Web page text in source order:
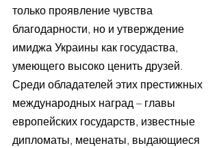
только проявление чувства
благодарности, но и утверждение
имиджа Украины как госудаства,
умеющего высоко ценить друзей.
Среди обладателей этих престижных
международных наград – главы
европейских государств, известные
дипломаты, меценаты, выдающиеся